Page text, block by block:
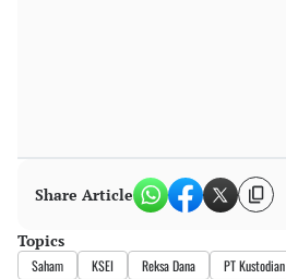
Share Article
Topics
Saham KSEI Reksa Dana PT